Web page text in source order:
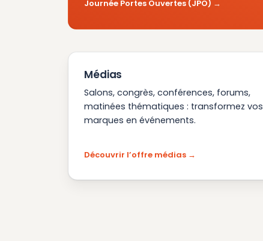
Journée Portes Ouvertes (JPO)
Médias
Salons, congrès, conférences, forums,
matinées thématiques : transformez vos
marques en événements.
Découvrir l’offre médias